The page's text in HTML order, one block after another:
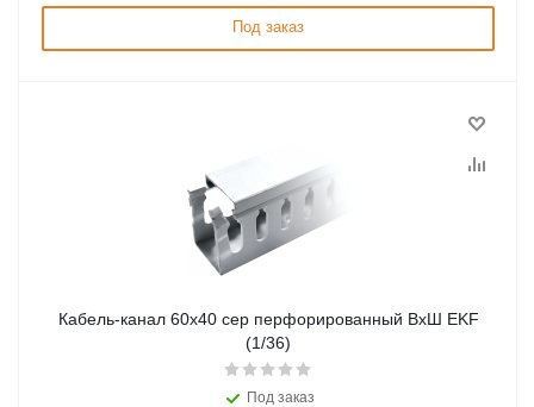
Под заказ
Кабель-канал 60х40 сер перфорированный ВхШ EKF
(1/36)
Под заказ